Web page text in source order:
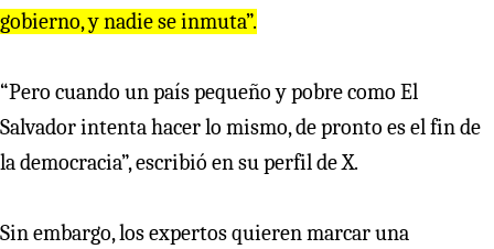
gobierno, y nadie se inmuta”.
“Pero cuando un país pequeño y pobre como El
Salvador intenta hacer lo mismo, de pronto es el fin de
la democracia”, escribió en su perfil de X.
Sin embargo, los expertos quieren marcar una